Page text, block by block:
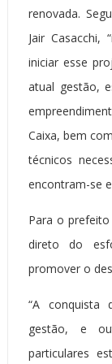
renovada.
Jair Casacchi,
iniciar esse
atual gestão,
Caixa, bem
técnicos
encontram-se
Para o
direto do
promover o
“A conquista
gestão, e
particulares